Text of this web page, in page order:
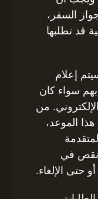
السفر،
قد تطلبها
إعلام
بهم سواء كان
من
الموعد،
نقص في
حتى الإلغاء.